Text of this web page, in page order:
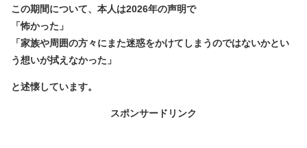
この期間について、本人は2026年の声明で
「怖かった」
「家族や周囲の方々にまた迷惑をかけてしまうのではないかとい
う想いが拭えなかった」
と述懐しています。
スポンサードリンク